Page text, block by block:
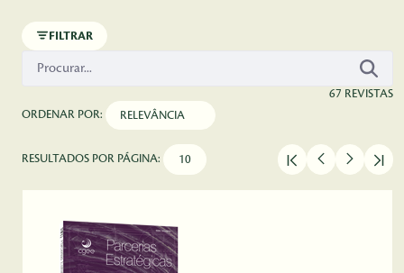
FILTRAR
67 REVISTAS
ORDENAR POR:
RESULTADOS POR PÁGINA: